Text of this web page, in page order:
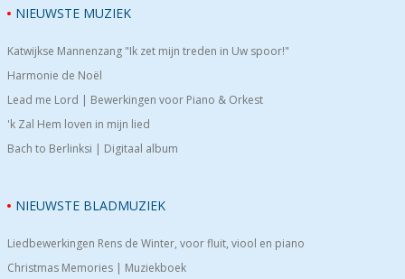
NIEUWSTE MUZIEK
Katwijkse Mannenzang "Ik zet mijn treden in Uw spoor!"
Harmonie de Noël
Lead me Lord | Bewerkingen voor Piano & Orkest
'k Zal Hem loven in mijn lied
Bach to Berlinksi | Digitaal album
NIEUWSTE BLADMUZIEK
Liedbewerkingen Rens de Winter, voor fluit, viool en piano
Christmas Memories | Muziekboek